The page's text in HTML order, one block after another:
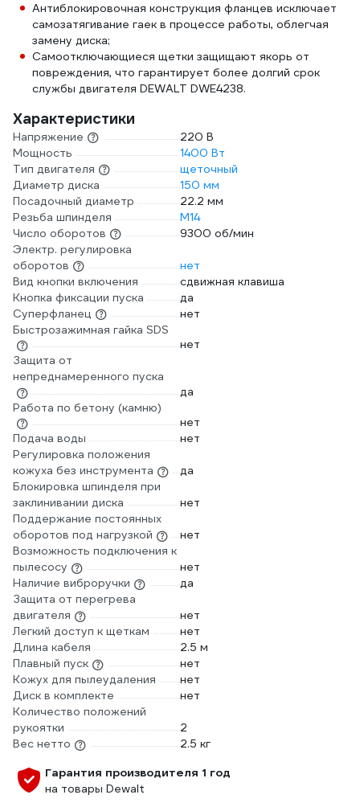
Антиблокировочная конструкция фланцев исключает
самозатягивание гаек в процессе работы, облегчая
замену диска;
Самоотключающиеся щетки защищают якорь от
повреждения, что гарантирует более долгий срок
службы двигателя DEWALT DWE4238.
Характеристики
Напряжение
220 В
Мощность
1400 Вт
Тип двигателя
щеточный
Диаметр диска
150 мм
Посадочный диаметр
22.2 мм
Резьба шпинделя
М14
Число оборотов
9300 об/мин
Электр. регулировка
оборотов
нет
Вид кнопки включения
сдвижная клавиша
Кнопка фиксации пуска
да
Суперфланец
нет
Быстрозажимная гайка SDS
нет
Защита от
непреднамеренного пуска
да
Работа по бетону (камню)
нет
Подача воды
нет
Регулировка положения
кожуха без инструмента
да
Блокировка шпинделя при
заклинивании диска
нет
Поддержание постоянных
оборотов под нагрузкой
нет
Возможность подключения к
пылесосу
нет
Наличие виброручки
да
Защита от перегрева
двигателя
нет
Легкий доступ к щеткам
нет
Длина кабеля
2.5 м
Плавный пуск
нет
Кожух для пылеудаления
нет
Диск в комплекте
нет
Количество положений
рукоятки
2
Вес нетто
2.5 кг
Гарантия производителя 1 год
на товары Dewalt